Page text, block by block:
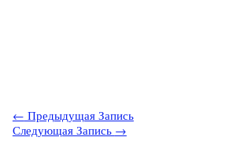
← Предыдущая Запись
Следующая Запись →